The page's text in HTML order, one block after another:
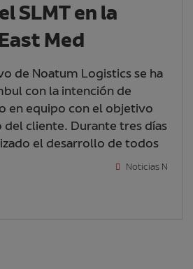
SLMT en la
Med
de Noatum Logistics se ha
con la intención de
en equipo con el objetivo
cliente. Durante tres días
el desarrollo de todos
Noticias N